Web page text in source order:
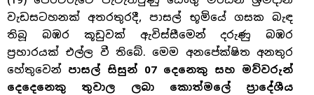
වැඩසටහනක් අතරතුරදී, පාසල් භූමියේ ගසක බැඳ
තිබූ බඹර කූඩුවක් ඇවිස්සීමෙන් දරුණු බඹර
ප්‍රහාරයක් එල්ල වී තිබේ. මෙම අනපේක්ෂිත අනතුර
හේතුවෙන් පාසල් සිසුන් 07 දෙනෙකු සහ මව්වරුන්
දෙදෙනෙකු තුවාල ලබා කොත්මලේ ප්‍රාදේශීය